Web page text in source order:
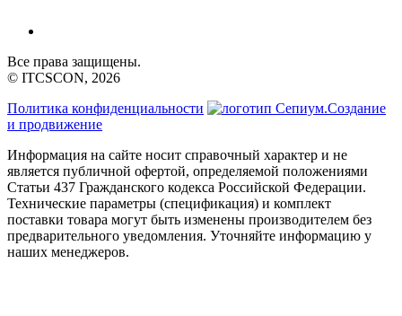
Все права защищены.
© ITCSCON, 2026
Политика конфиденциальности
Создание
и продвижение
Информация на сайте носит справочный характер и не
является публичной офертой, определяемой положениями
Статьи 437 Гражданского кодекса Российской Федерации.
Технические параметры (спецификация) и комплект
поставки товара могут быть изменены производителем без
предварительного уведомления. Уточняйте информацию у
наших менеджеров.